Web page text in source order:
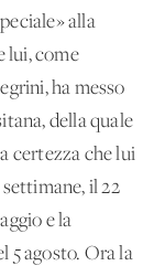
alla
lui, come
ha messo
della quale
certezza che lui
il 22
e la
5 agosto. Ora la